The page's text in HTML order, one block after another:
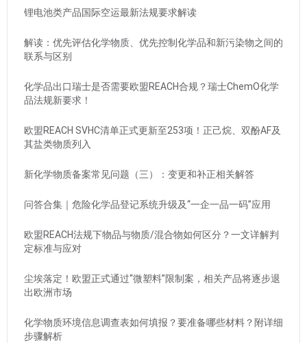
锂电池类产品国际空运最新法规要求解读
解读：优先评估化学物质、优先控制化学品和新污染物之间的
联系与区别
化学品出口瑞士是否需要欧盟REACH合规？瑞士ChemO化学
品法规新要求！
欧盟REACH SVHC清单正式更新至253项！正己烷、双酚AF及
其盐类物质列入
新化学物质备案常见问题（三）：变更和补正相关解答
问答合集｜危险化学品登记系统升级及“一企一品一码”应用
欧盟REACH法规下物品与物质/混合物如何区分？一文详解判
定标准与应对
尘埃落定！欧盟正式通过“微塑料”限制案，相关产品将逐步退
出欧洲市场
化学物质环境信息调查表如何填报？要准备哪些材料？附详细
步骤解析